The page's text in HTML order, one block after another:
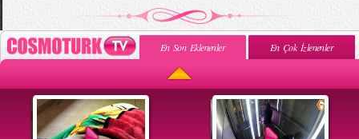
En Son Eklenenler En Çok İzlenenler